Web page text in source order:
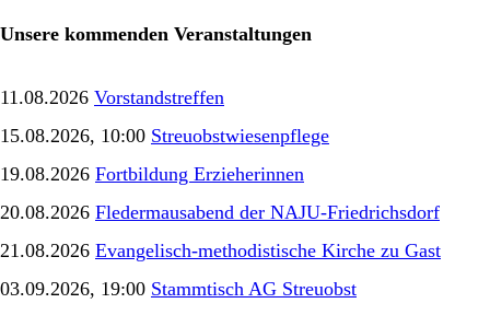
Unsere kommenden Veranstaltungen
11.08.2026 Vorstandstreffen
15.08.2026, 10:00 Streuobstwiesenpflege
19.08.2026 Fortbildung Erzieherinnen
20.08.2026 Fledermausabend der NAJU-Friedrichsdorf
21.08.2026 Evangelisch-methodistische Kirche zu Gast
03.09.2026, 19:00 Stammtisch AG Streuobst